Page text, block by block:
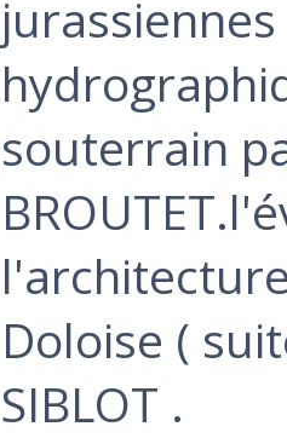
souterrain
Doloise (
SIBLOT . ‎